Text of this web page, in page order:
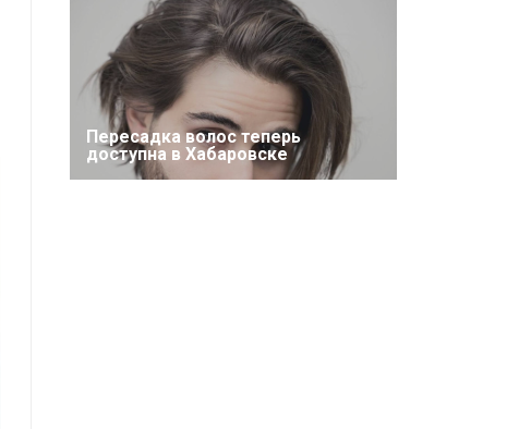
Пересадка волос теперь
доступна в Хабаровске